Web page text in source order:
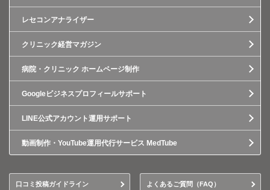
レセコンアナライザー
クリニック経営マガジン
病院・クリニック ホームページ制作
Googleビジネスプロフィールサポート
LINE公式アカウント運用サポート
動画制作・YouTube運用代行サービス MedTube
口コミ投稿ガイドライン よくあるご質問（FAQ）